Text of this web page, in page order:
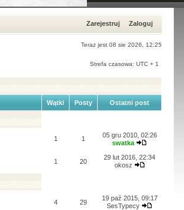
Zarejestruj Zaloguj
Teraz jest 08 sie 2026, 12:25
Strefa czasowa: UTC + 1
Wątki Posty Ostatni post
1 1
05 gru 2010, 02:26
swatka
1 20
29 lut 2016, 22:34
okosz
4 29
19 paź 2015, 09:17
SesTypecy